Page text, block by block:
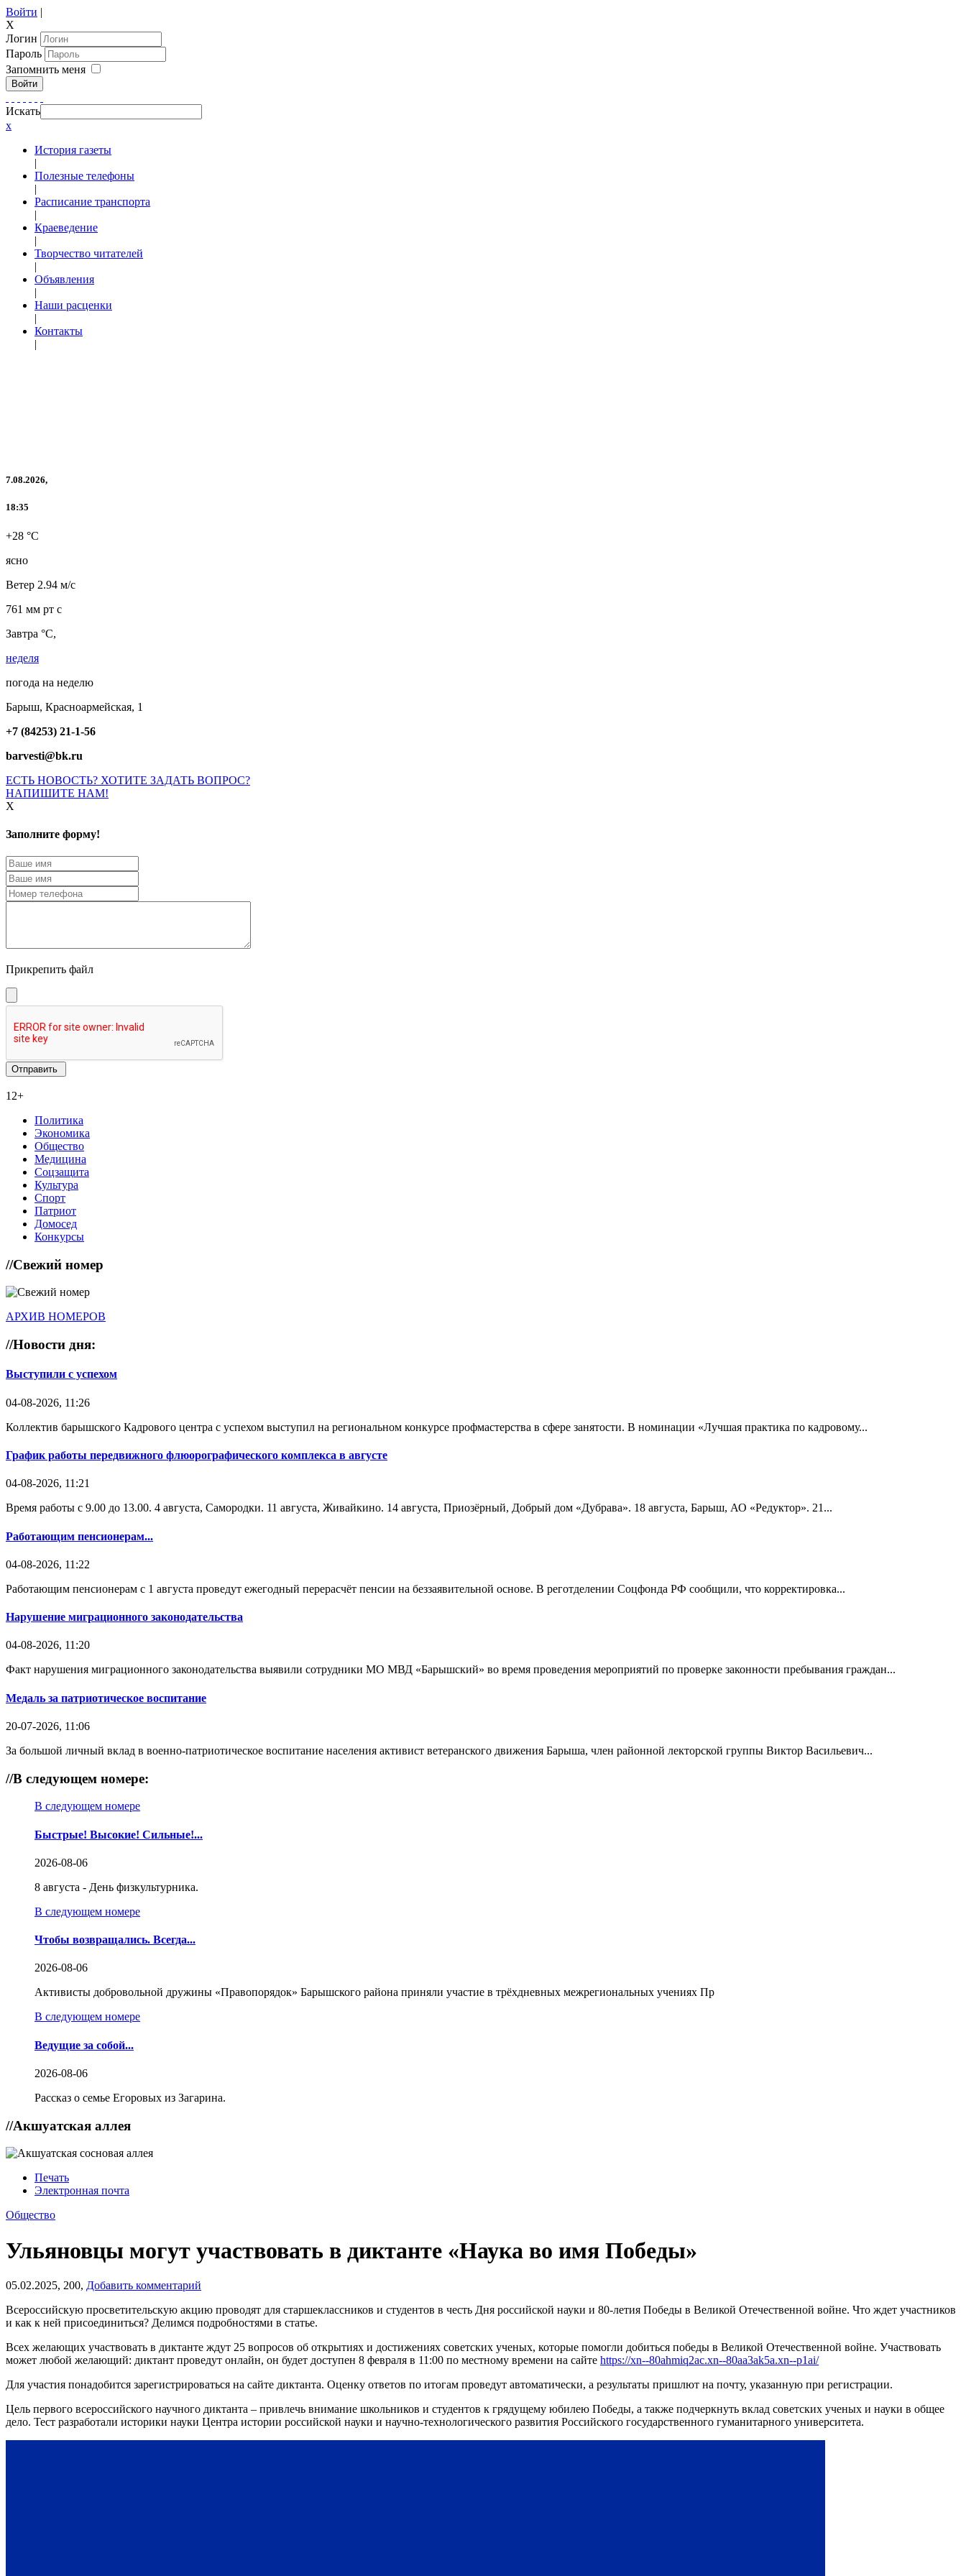
Войти |
X
Логин
Пароль
Запомнить меня
Войти
Искать
x
История газеты
|
Полезные телефоны
|
Расписание транспорта
|
Краеведение
|
Творчество читателей
|
Объявления
|
Наши расценки
|
Контакты
|
7.08.2026,
18:35
+28 °C
ясно
Ветер 2.94 м/с
761 мм рт с
Завтра °C,
неделя
погода на неделю
Барыш, Красноармейская, 1
+7 (84253) 21-1-56
barvesti@bk.ru
ЕСТЬ НОВОСТЬ? ХОТИТЕ ЗАДАТЬ ВОПРОС?
НАПИШИТЕ НАМ!
X
Заполните форму!
Прикрепить файл
12+
Политика
Экономика
Общество
Медицина
Соцзащита
Культура
Спорт
Патриот
Домосед
Конкурсы
//Свежий номер
АРХИВ НОМЕРОВ
//Новости дня:
Выступили с успехом
04-08-2026, 11:26
Коллектив барышского Кадрового центра с успехом выступил на региональном конкурсе профмастерства в сфере занятости. В номинации «Лучшая практика по кадровому...
График работы передвижного флюорографического комплекса в августе
04-08-2026, 11:21
Время работы с 9.00 до 13.00. 4 августа, Самородки. 11 августа, Живайкино. 14 августа, Приозёрный, Добрый дом «Дубрава». 18 августа, Барыш, АО «Редуктор». 21...
Работающим пенсионерам...
04-08-2026, 11:22
Работающим пенсионерам с 1 августа проведут ежегодный перерасчёт пенсии на беззаявительной основе. В реготделении Соцфонда РФ сообщили, что корректировка...
Нарушение миграционного законодательства
04-08-2026, 11:20
Факт нарушения миграционного законодательства выявили сотрудники МО МВД «Барышский» во время проведения мероприятий по проверке законности пребывания граждан...
Медаль за патриотическое воспитание
20-07-2026, 11:06
За большой личный вклад в военно-патриотическое воспитание населения активист ветеранского движения Барыша, член районной лекторской группы Виктор Васильевич...
//В следующем номере:
В следующем номере
Быстрые! Высокие! Сильные!...
2026-08-06
8 августа - День физкультурника.
В следующем номере
Чтобы возвращались. Всегда...
2026-08-06
Активисты добровольной дружины «Правопорядок» Барышского района приняли участие в трёхдневных межрегиональных учениях Пр
В следующем номере
Ведущие за собой...
2026-08-06
Рассказ о семье Егоровых из Загарина.
//Акшуатская аллея
Печать
Электронная почта
Общество
Ульяновцы могут участвовать в диктанте «Наука во имя Победы»
05.02.2025, 200, Добавить комментарий
Всероссийскую просветительскую акцию проводят для старшеклассников и студентов в честь Дня российской науки и 80-летия Победы в Великой Отечественной войне. Что ждет участников
и как к ней присоединиться? Делимся подробностями в статье.
Всех желающих участвовать в диктанте ждут 25 вопросов об открытиях и достижениях советских ученых, которые помогли добиться победы в Великой Отечественной войне. Участвовать
может любой желающий: диктант проведут онлайн, он будет доступен 8 февраля в 11:00 по местному времени на сайте https://xn--80ahmiq2ac.xn--80aa3ak5a.xn--p1ai/
Для участия понадобится зарегистрироваться на сайте диктанта. Оценку ответов по итогам проведут автоматически, а результаты пришлют на почту, указанную при регистрации.
Цель первого всероссийского научного диктанта – привлечь внимание школьников и студентов к грядущему юбилею Победы, а также подчеркнуть вклад советских ученых и науки в общее
дело. Тест разработали историки науки Центра истории российской науки и научно-технологического развития Российского государственного гуманитарного университета.